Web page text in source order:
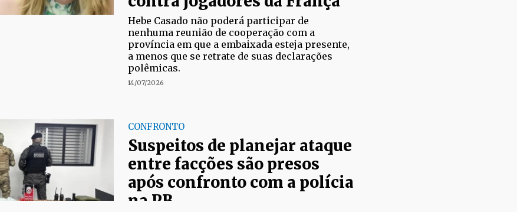
Hebe Casado não poderá participar de
nenhuma reunião de cooperação com a
província em que a embaixada esteja presente,
a menos que se retrate de suas declarações
polêmicas.
14/07/2026
CONFRONTO
Suspeitos de planejar ataque
entre facções são presos
após confronto com a polícia
na PB